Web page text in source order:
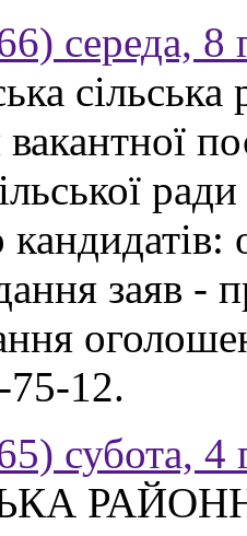
середа, 8
заяв -
12.
субота, 4